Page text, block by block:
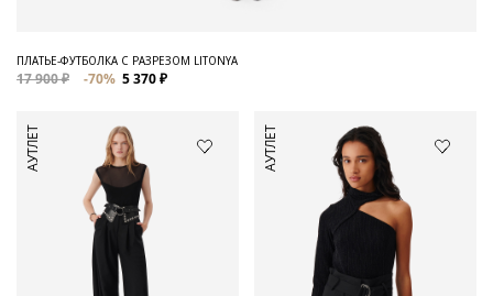
ПЛАТЬЕ-ФУТБОЛКА С РАЗРЕЗОМ LITONYA
17 900 ₽ -70% 5 370 ₽
АУТЛЕТ АУТЛЕТ